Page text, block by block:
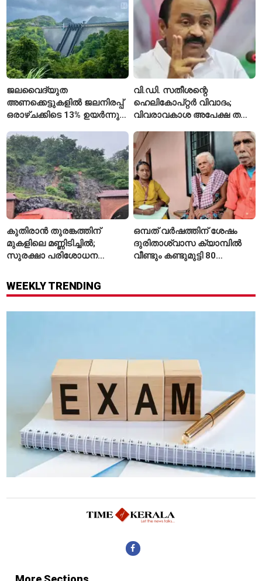
ജലവൈദ്യുത
അണക്കെട്ടുകളിൽ ജലനിരപ്പ്
ഒരാഴ്ചക്കിടെ 13% ഉയർന്നു;
ഇപ്പോഴും കുറവ്
വി.ഡി. സതീശന്റെ
ഹെലികോപ്റ്റർ വിവാദം;
വിവരാവകാശ അപേക്ഷ തള്ളി
കുതിരാൻ തുരങ്കത്തിന്
മുകളിലെ മണ്ണിടിച്ചിൽ;
സുരക്ഷാ പരിശോധന
ഒമ്പത് വർഷത്തിന് ശേഷം
ദുരിതാശ്വാസ ക്യാമ്പിൽ
വീണ്ടും കണ്ടുമുട്ടി 80
WEEKLY TRENDING